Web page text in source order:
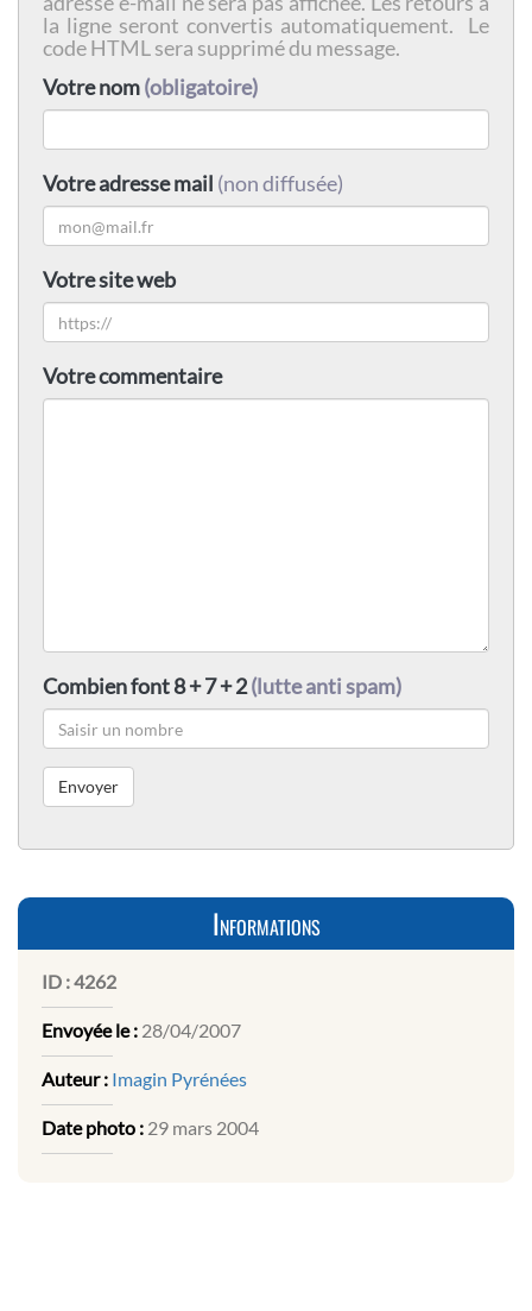
la ligne seront convertis automatiquement. Le
code HTML sera supprimé du message.
Votre nom(obligatoire)
Votre adresse mail (non diffusée)
Votre site web
Votre commentaire
Combien font 8 + 7 + 2(lutte anti spam)
Informations
ID :4262
Envoyée le : 28/04/2007
Auteur : Imagin Pyrénées
Date photo : 29 mars 2004